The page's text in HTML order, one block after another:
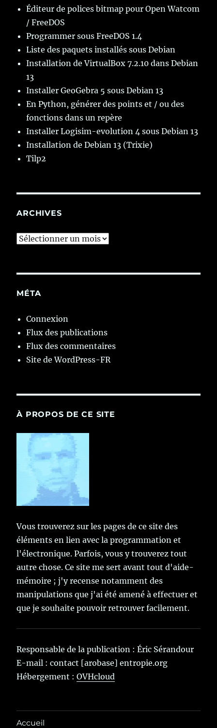
Éditeur de polices bitmap pour Open Watcom
/ FreeDOS
Programmer sous FreeDOS 1.4
Liste des paquets installés sous Debian
Installation de VirtualBox 7.2.10 dans Debian
13
Installer GeoGebra 5 sous Debian 13
En Python, générer des points et / ou des
fonctions dans un repère
Installer Logisim-evolution 4 sous Debian 13
Installation de Debian 13 (Trixie)
Tilp2
ARCHIVES
Archives
MÉTA
Connexion
Flux des publications
Flux des commentaires
Site de WordPress-FR
À PROPOS DE CE SITE
Vous trouverez sur les pages de ce site des
éléments en lien avec la programmation et
l'électronique. Parfois, vous y trouverez tout
autre chose. Ce site me sert avant tout d'aide-
mémoire ; j'y recense notamment des
manipulations que j'ai été amené à effectuer et
que je souhaite pouvoir retrouver facilement.
Responsable de la publication : Éric Sérandour
E-mail : contact [arobase] entropie.org
Hébergement :OVHcloud
Accueil